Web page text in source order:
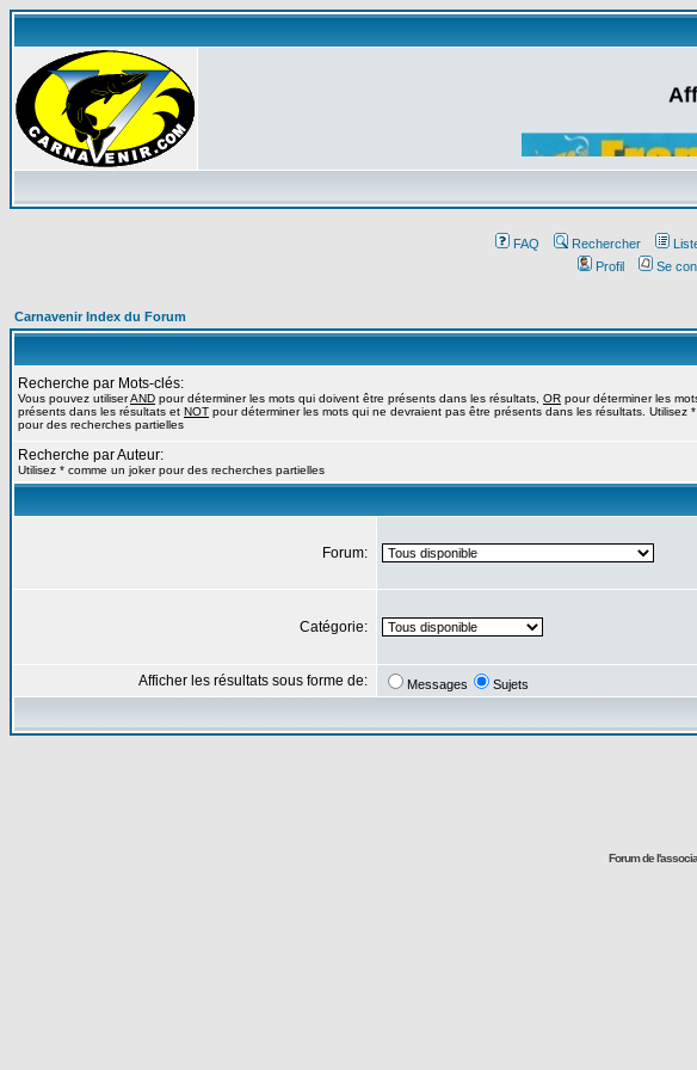
FAQ Rechercher
Profil
Se
Carnavenir Index du Forum
Recherche par Mots-clés:
Vous pouvez utiliserAND pour déterminer les mots qui doivent être présents dans les résultats, OR pour déterminer les
présents dans les résultats et NOT pour déterminer les mots qui ne devraient pas être présents dans les résultats. Utilisez
pour des recherches partielles
Recherche par Auteur:
Utilisez * comme un joker pour des recherches partielles
Forum:
Catégorie:
Afficher les résultats sous forme de: Messages Sujets
Forum de